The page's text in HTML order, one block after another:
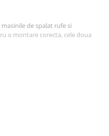
de spalat rufe si
o montare corecta, cele doua